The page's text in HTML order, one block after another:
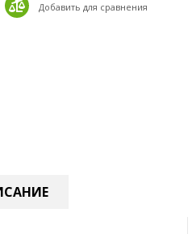
​​Добавить для сравнения